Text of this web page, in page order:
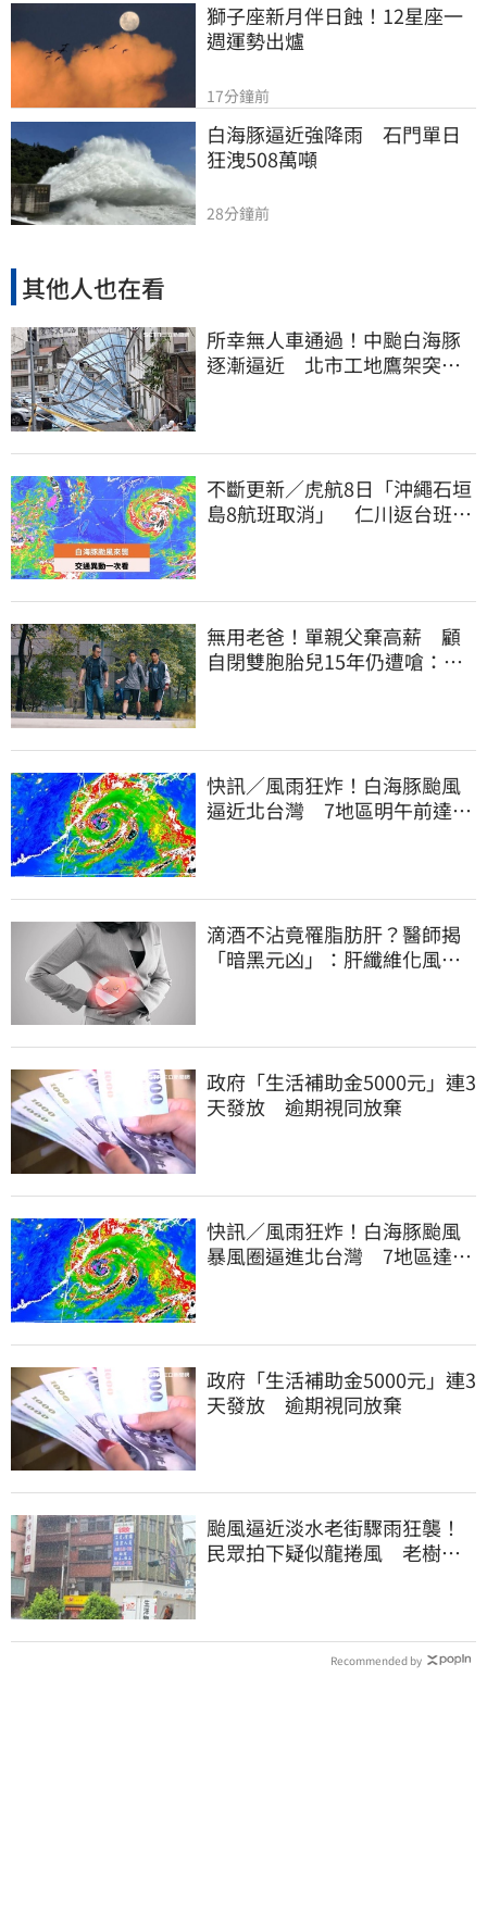
獅子座新月伴日蝕！12星座一
週運勢出爐
17分鐘前
白海豚逼近強降雨　石門單日
狂洩508萬噸
28分鐘前
其他人也在看
所幸無人車通過！中颱白海豚
逐漸逼近 北市工地鷹架突倒
不斷更新／虎航8日「沖繩石垣
島8航班取消」 仁川返台班機
無用老爸！單親父棄高薪 顧
自閉雙胞胎兒15年仍遭嗆：怎
快訊／風雨狂炸！白海豚颱風
逼近北台灣 7地區明午前達停
滴酒不沾竟罹脂肪肝？醫師揭
「暗黑元凶」：肝纖維化風險
政府「生活補助金5000元」連3
天發放 逾期視同放棄
快訊／風雨狂炸！白海豚颱風
暴風圈逼進北台灣 7地區達停
政府「生活補助金5000元」連3
天發放 逾期視同放棄
颱風逼近淡水老街驟雨狂襲！
民眾拍下疑似龍捲風 老樹遭
Recommended by